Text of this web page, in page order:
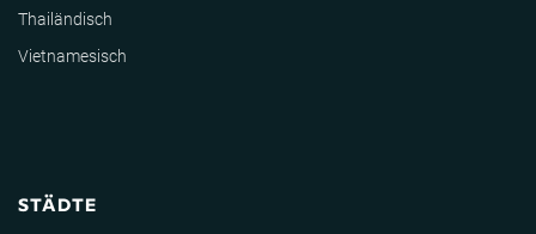
Thailändisch
Vietnamesisch
STÄDTE